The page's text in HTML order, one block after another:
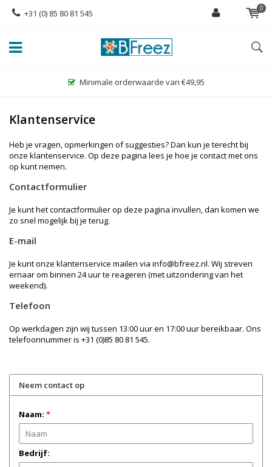
+31 (0) 85 80 81 545 0
Minimale orderwaarde van €49,95
Klantenservice
Heb je vragen, opmerkingen of suggesties? Dan kun je terecht bij
onze klantenservice. Op deze pagina lees je hoe je contact met ons
op kunt nemen.
Contactformulier
Je kunt het contactformulier op deze pagina invullen, dan komen we
zo snel mogelijk bij je terug.
E-mail
Je kunt onze klantenservice mailen via info@bfreez.nl. Wij streven
ernaar om binnen 24 uur te reageren (met uitzondering van het
weekend).
Telefoon
Op werkdagen zijn wij tussen 13:00 uur en 17:00 uur bereikbaar. Ons
telefoonnummer is +31 (0)85 80 81 545.
Neem contact op
Naam: *
Bedrijf: